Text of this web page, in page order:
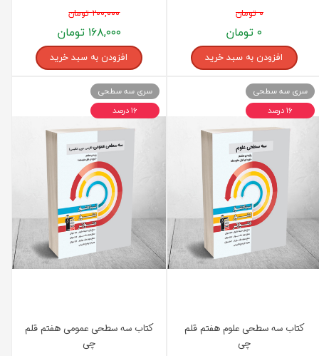
۰ تومان
۰ تومان
افزودن به سبد خرید
۲۰۰,۰۰۰ تومان
۱۶۸,۰۰۰ تومان
افزودن به سبد خرید
کتاب سه سطحی علوم هفتم قلم
چی
سری سه سطحی
۱۶ درصد
کتاب سه سطحی عمومی هفتم قلم
چی
سری سه سطحی
۱۶ درصد